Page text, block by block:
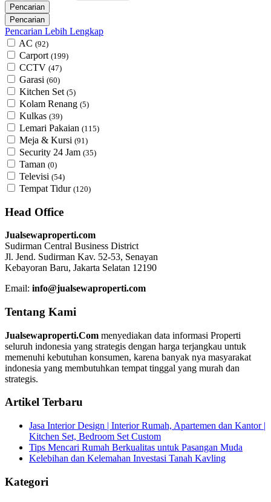
Pencarian Lebih Lengkap
AC (92)
Carport (199)
CCTV (47)
Garasi (60)
Kitchen Set (5)
Kolam Renang (5)
Kulkas (39)
Lemari Pakaian (115)
Meja & Kursi (91)
Security 24 Jam (35)
Taman (0)
Televisi (54)
Tempat Tidur (120)
Head Office
Jualsewaproperti.com
Sudirman Central Business District
Jl. Jend. Sudirman Kav. 52-53, Senayan
Kebayoran Baru, Jakarta Selatan 12190
Email: info@jualsewaproperti.com
Tentang Kami
Jualsewaproperti.Com menyediakan data informasi Properti
seluruh indonesia yang strategis dengan harga terjangkau untuk
memenuhi kebutuhan konsumen, karena banyak nya masyarakat
indonesia yang membutuhkan tempat tinggal yang murah dan
strategis.
Artikel Terbaru
Jasa Interior Design | Interior Rumah, Apartemen dan Kantor |
Kitchen Set, Bedroom Set Custom
Tips Mencari Rumah Berkualitas untuk Pasangan Muda
Kelebihan dan Kelemahan Investasi Tanah Kavling
Kategori